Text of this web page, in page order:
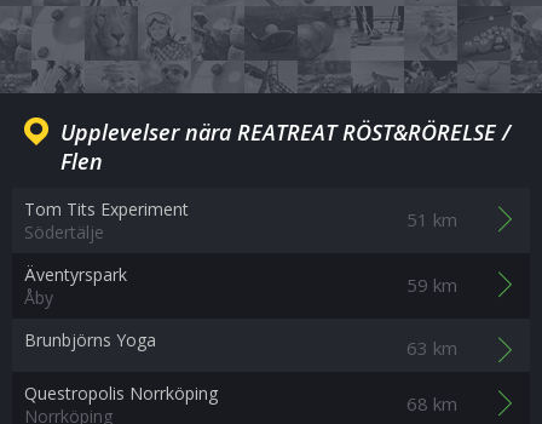
Upplevelser nära REATREAT RÖST&RÖRELSE /
Flen
Tom Tits Experiment
Södertälje
51 km
Äventyrspark
Åby
59 km
Brunbjörns Yoga 63 km
Questropolis Norrköping
Norrköping
68 km